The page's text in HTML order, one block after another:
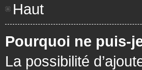
Haut
Pourquoi ne puis-
La possibilité